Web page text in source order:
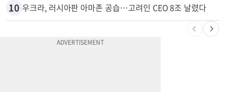
10 우크라, 러시아판 아마존 공습…고려인 CEO 8조 날렸다